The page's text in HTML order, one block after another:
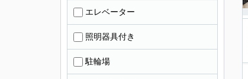
エレベーター
照明器具付き
駐輪場